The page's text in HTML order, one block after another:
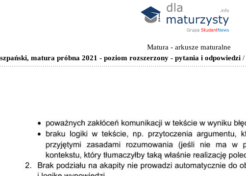
Matura - arkusze maturalne
matura próbna 2021 - poziom rozszerzony - pytania i odpowiedzi /